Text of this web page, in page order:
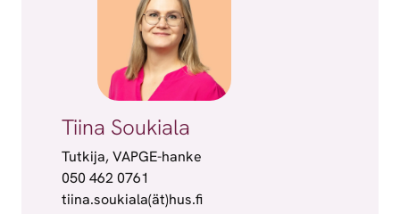
Tiina Soukiala
Tutkija, VAPGE-hanke
050 462 0761
tiina.soukiala(ät)hus.fi